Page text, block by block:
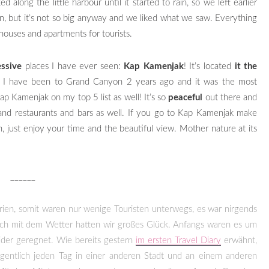
along the little harbour until it started to rain, so we left earlier
but it’s not so big anyway and we liked what we saw. Everything
and apartments for tourists.
places I have ever seen: Kap Kamenjak! It’s located it the
have been to Grand Canyon 2 years ago and it was the most
Kamenjak on my top 5 list as well! It’s so peaceful out there and
restaurants and bars as well. If you go to Kap Kamenjak make
just enjoy your time and the beautiful view. Mother nature at its
somit waren nur wenige Touristen unterwegs, es war nirgends
mit dem Wetter hatten wir großes Glück. Anfangs waren es um
geregnet. Wie bereits gestern im ersten Travel Diary erwähnt,
jeden Tag in einer anderen Stadt und an einem anderen